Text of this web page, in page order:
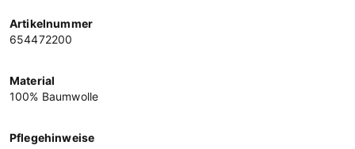
Artikelnummer
654472200
Material
100% Baumwolle
Pflegehinweise